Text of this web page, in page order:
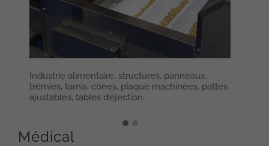
Industrie alimentaire, structures, panneaux,
trémies, tamis, cônes, plaque machinées, pattes
ajustables, tables d’éjection.
Médical